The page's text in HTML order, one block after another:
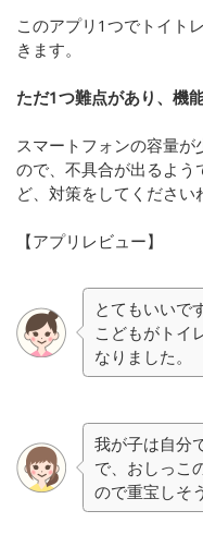
このアプリ1つでトイト
きます。
ただ1つ難点があり、機
スマートフォンの容量が
ので、不具合が出るよう
ど、対策をしてください
【アプリレビュー】
とてもいいで
こどもがトイ
なりました。
我が子は自分
で、おしっこ
ので重宝しそ